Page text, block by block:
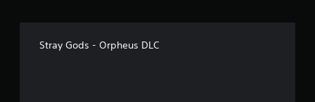
l
Stray Gods - Orpheus DLC